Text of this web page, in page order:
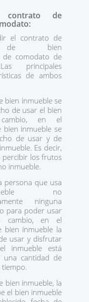
contrato de
el contrato de
de bien
de comodato de
principales
de ambos
bien inmueble se
de usar el bien
en el
bien inmueble se
de usar y de
Es decir,
los frutos
inmueble.
persona que usa
no
ninguna
para poder usar
cambio, en el
bien inmueble la
usar y disfrutar
inmueble está
una cantidad de
bien inmueble, la
el bien inmueble